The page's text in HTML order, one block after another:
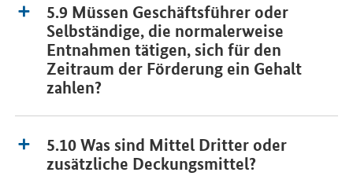
5.9 Müssen Geschäftsführer oder
Selbständige, die normalerweise
Entnahmen tätigen, sich für den
Zeitraum der Förderung ein Gehalt
zahlen?
5.10 Was sind Mittel Dritter oder
zusätzliche Deckungsmittel?